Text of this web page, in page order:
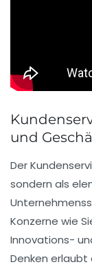
und
Der
sondern als
Konzerne wie
Innovations-
Denken erlaubt